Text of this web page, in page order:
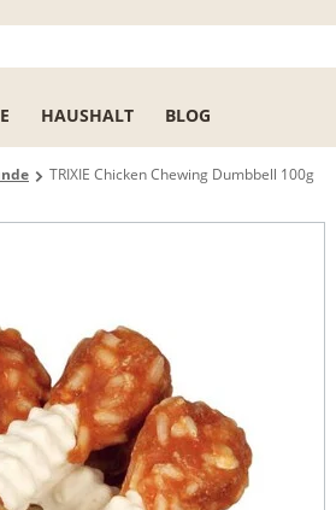
HAUSHALT BLOG
TRIXIE Chicken Chewing Dumbbell 100g